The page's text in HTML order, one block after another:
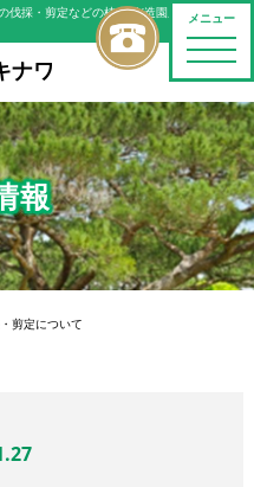
メニュー
toggle
採・剪定などの植木屋/造園屋をお探しな
ナワ
報
剪定について